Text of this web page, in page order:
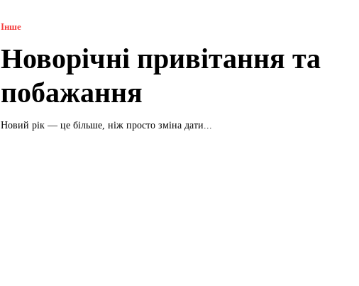
Інше
Новорічні привітання та
побажання
Новий рік — це більше, ніж просто зміна дати...